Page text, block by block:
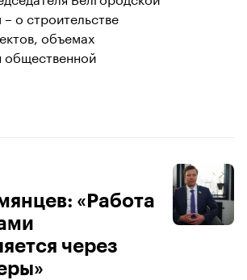
о строительстве
объемах
общественной
«Работа
через